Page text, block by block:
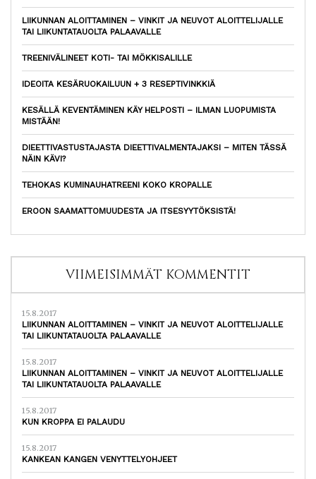
LIIKUNNAN ALOITTAMINEN – VINKIT JA NEUVOT ALOITTELIJALLE
TAI LIIKUNTATAUOLTA PALAAVALLE
TREENIVÄLINEET KOTI- TAI MÖKKISALILLE
IDEOITA KESÄRUOKAILUUN + 3 RESEPTIVINKKIÄ
KESÄLLÄ KEVENTÄMINEN KÄY HELPOSTI – ILMAN LUOPUMISTA
MISTÄÄN!
DIEETTIVASTUSTAJASTA DIEETTIVALMENTAJAKSI – MITEN TÄSSÄ
NÄIN KÄVI?
TEHOKAS KUMINAUHATREENI KOKO KROPALLE
EROON SAAMATTOMUUDESTA JA ITSESYYTÖKSISTÄ!
VIIMEISIMMÄT KOMMENTIT
15.8.2017
LIIKUNNAN ALOITTAMINEN – VINKIT JA NEUVOT ALOITTELIJALLE
TAI LIIKUNTATAUOLTA PALAAVALLE
15.8.2017
LIIKUNNAN ALOITTAMINEN – VINKIT JA NEUVOT ALOITTELIJALLE
TAI LIIKUNTATAUOLTA PALAAVALLE
15.8.2017
KUN KROPPA EI PALAUDU
15.8.2017
KANKEAN KANGEN VENYTTELYOHJEET